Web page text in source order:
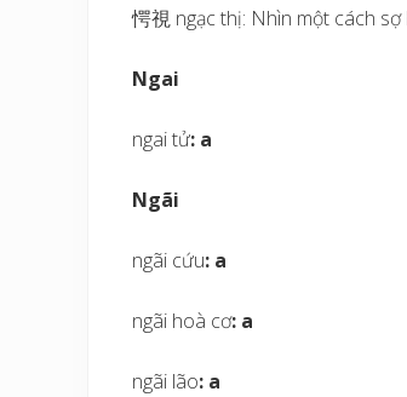
愕視 ngạc thị: Nhìn một cách sợ
Ngai
ngai tử: a
Ngãi
ngãi cứu: a
ngãi hoà cơ: a
ngãi lão: a